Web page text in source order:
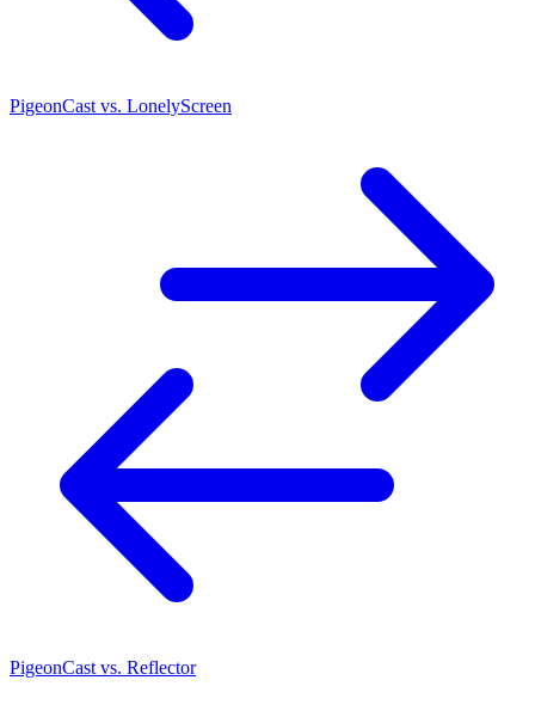
PigeonCast vs. LonelyScreen
PigeonCast vs. Reflector